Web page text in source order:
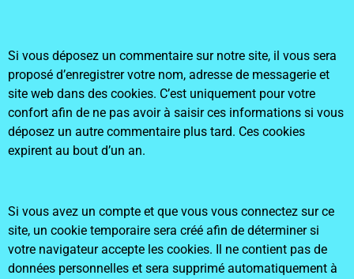
Si vous déposez un commentaire sur notre site, il vous sera
proposé d’enregistrer votre nom, adresse de messagerie et
site web dans des cookies. C’est uniquement pour votre
confort afin de ne pas avoir à saisir ces informations si vous
déposez un autre commentaire plus tard. Ces cookies
expirent au bout d’un an.
Si vous avez un compte et que vous vous connectez sur ce
site, un cookie temporaire sera créé afin de déterminer si
votre navigateur accepte les cookies. Il ne contient pas de
données personnelles et sera supprimé automatiquement à